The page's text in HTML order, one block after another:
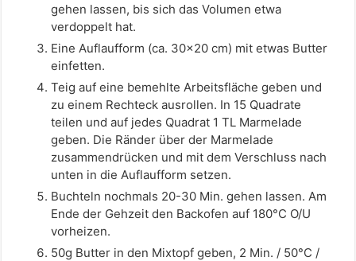
gehen lassen, bis sich das Volumen etwa
verdoppelt hat.
Eine Auflaufform (ca. 30x20 cm) mit etwas Butter
einfetten.
Teig auf eine bemehlte Arbeitsfläche geben und
zu einem Rechteck ausrollen. In 15 Quadrate
teilen und auf jedes Quadrat 1 TL Marmelade
geben. Die Ränder über der Marmelade
zusammendrücken und mit dem Verschluss nach
unten in die Auflaufform setzen.
Buchteln nochmals 20-30 Min. gehen lassen. Am
Ende der Gehzeit den Backofen auf 180°C O/U
vorheizen.
50g Butter in den Mixtopf geben, 2 Min. / 50°C /